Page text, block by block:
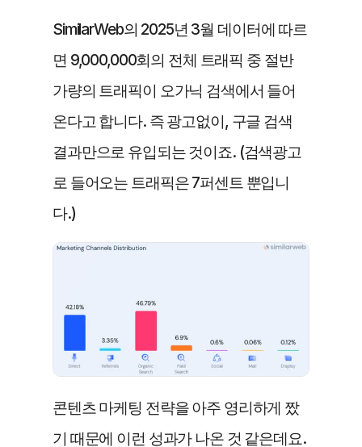
SimilarWeb의 2025년 3월 데이터에 따르
면 9,000,000회의 전체 트래픽 중 절반
가량의 트래픽이 오가닉 검색에서 들어
온다고 합니다. 즉 광고없이, 구글 검색
결과만으로 유입되는 것이죠. (검색광고
로 들어오는 트래픽은 7퍼센트 뿐입니
다.)
콘텐츠 마케팅 전략을 아주 영리하게 짰
기 때문에 이런 성과가 나온 것 같은데요.